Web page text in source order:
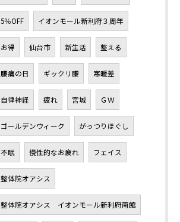
5％OFF イオンモール新利府３周年
お得 仙台市 新生活 整える
腰痛の日 ギックリ腰 寒暖差
自律神経 疲れ 宮城 ＧＷ
ゴールデンウィーク がっつりほぐし
不眠 慢性的なお疲れ フェイス
整体院オアシス
整体院オアシス イオンモール新利府南館